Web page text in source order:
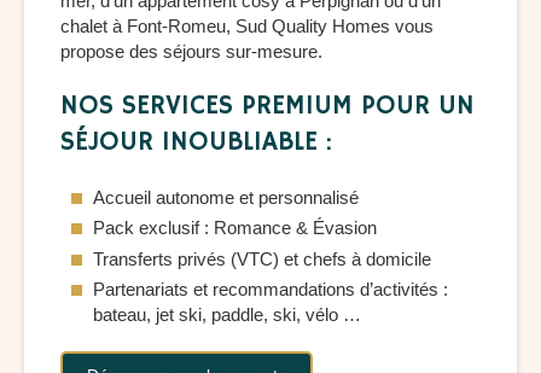
chalet à Font-Romeu, Sud Quality Homes vous
propose des séjours sur-mesure.
NOS SERVICES PREMIUM POUR UN
SÉJOUR INOUBLIABLE :
Accueil autonome et personnalisé
Pack exclusif : Romance & Évasion
Transferts privés (VTC) et chefs à domicile
Partenariats et recommandations d’activités :
bateau, jet ski, paddle, ski, vélo …